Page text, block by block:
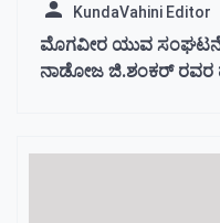
KundaVahini Editor
ಮೊಗವೀರ ಯುವ ಸಂಘಟನೆ
ನಾಡೋಜ ಜಿ.ಶಂಕರ್ ರವರ ಹುಟ್ಟು ಹಬ್ಬದ